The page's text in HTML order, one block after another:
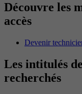
Découvre les
accès
Devenir
Les intitulés
recherchés